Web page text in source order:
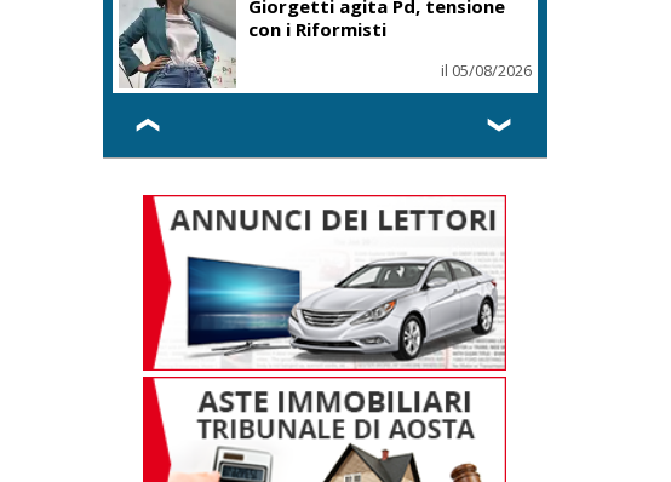
Giorgetti agita Pd, tensione
con i Riformisti
il 05/08/2026
❮ ❯